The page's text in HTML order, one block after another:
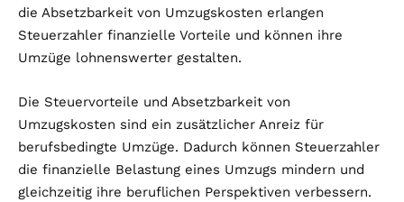
die Absetzbarkeit von Umzugskosten erlangen
Steuerzahler finanzielle Vorteile und können ihre
Umzüge lohnenswerter gestalten.
Die Steuervorteile und Absetzbarkeit von
Umzugskosten sind ein zusätzlicher Anreiz für
berufsbedingte Umzüge. Dadurch können Steuerzahler
die finanzielle Belastung eines Umzugs mindern und
gleichzeitig ihre beruflichen Perspektiven verbessern.